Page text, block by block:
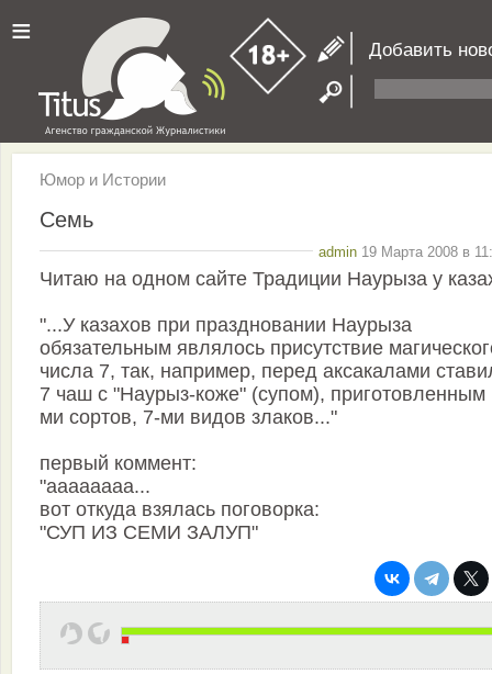
≡ Добавить
Юмор и Истории
Семь
admin 19 Марта 2008 в
Читаю на одном сайте Традиции Наурыза у
"...У казахов при праздновании Наурыза
обязательным являлось присутствие
числа 7, так, например, перед аксакалами
7 чаш с "Наурыз-коже" (супом), приготовленным
ми сортов, 7-ми видов злаков..."
первый коммент:
"аааааааа...
вот откуда взялась поговорка:
"СУП ИЗ СЕМИ ЗАЛУП"